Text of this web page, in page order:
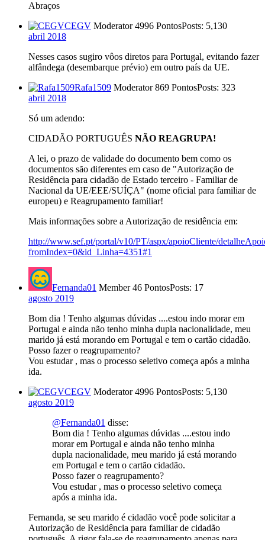
Abraços
CEGV Moderator 4996 PontosPosts: 5,130
abril 2018
Nesses casos sugiro vôos diretos para Portugal, evitando fazer
alfândega (desembarque prévio) em outro país da UE.
Rafa1509 Moderator 869 PontosPosts: 323
abril 2018
Só um adendo:
CIDADÃO PORTUGUÊS NÃO REAGRUPA!
A lei, o prazo de validade do documento bem como os
documentos são diferentes em caso de "Autorização de
Residência para cidadão de Estado terceiro - Familiar de
Nacional da UE/EEE/SUÍÇA" (nome oficial para familiar de
europeu) e Reagrupamento familiar!
Mais informações sobre a Autorização de residência em:
http://www.sef.pt/portal/v10/PT/aspx/apoioCliente/
fromIndex=0&id_Linha=4351#1
Fernanda01 Member 46 PontosPosts: 17
agosto 2019
Bom dia ! Tenho algumas dúvidas ....estou indo morar em
Portugal e ainda não tenho minha dupla nacionalidade, meu
marido já está morando em Portugal e tem o cartão cidadão.
Posso fazer o reagrupamento?
Vou estudar , mas o processo seletivo começa após a minha
ida.
CEGV Moderator 4996 PontosPosts: 5,130
agosto 2019
@Fernanda01 disse:
Bom dia ! Tenho algumas dúvidas ....estou indo
morar em Portugal e ainda não tenho minha
dupla nacionalidade, meu marido já está morando
em Portugal e tem o cartão cidadão.
Posso fazer o reagrupamento?
Vou estudar , mas o processo seletivo começa
após a minha ida.
Fernanda, se seu marido é cidadão você pode solicitar a
Autorização de Residência para familiar de cidadão